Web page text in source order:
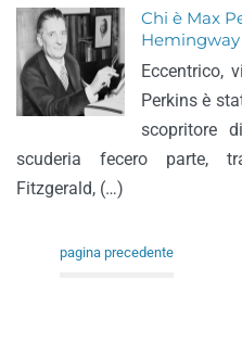
Chi è Max
Hemingway
Eccentrico,
Perkins è
scopritore
scuderia fecero parte,
Fitzgerald, (…)
pagina precedente